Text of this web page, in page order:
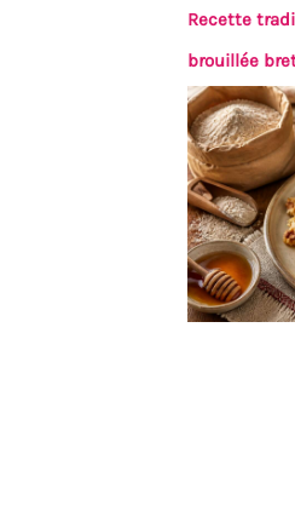
Recette
brouillée